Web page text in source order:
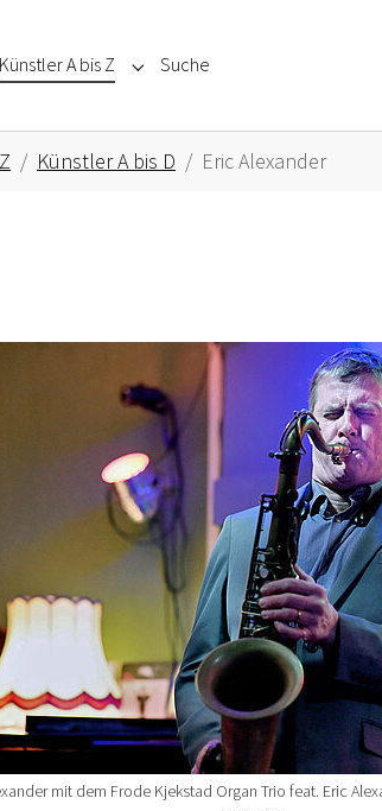
for "Portfolio"
Künstler A bis Z Submenu for "Künstler A bis Z"
Suche
Künstler A bis D Eric Alexander
mit dem Frode Kjekstad Organ Trio feat. Eric